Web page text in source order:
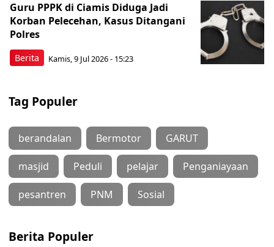
Berita
Guru PPPK di Ciamis Diduga Jadi
Korban Pelecehan, Kasus Ditangani
Polres
Kamis, 9 Jul 2026 - 15:23
Tag Populer
berandalan Bermotor GARUT
masjid Peduli pelajar Penganiayaan
pesantren PNM Sosial
Berita Populer